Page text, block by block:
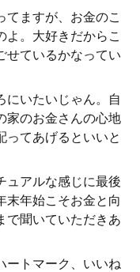
てますが、お金のこ
よ。大好きだからこ
せているかなってい
にいたいじゃん。自
家のお金さんの心地
ってあげるといいと
ュアルな感じに最後
末年始こそお金と向
で聞いていただきあ
ートマーク、いいね